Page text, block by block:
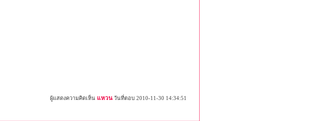
ผู้แสดงความคิดเห็น แหวนวันที่ตอบ 2010-11-30 14:34:51